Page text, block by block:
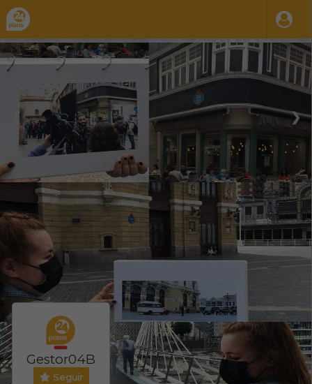
❮ ❯
21 Ago 202317:00 31 Dic 203523:59
Mar.
Bilbao: tour cinematográfico grupal guiado
Organiza / Publica:
Gestor04B
Seguir